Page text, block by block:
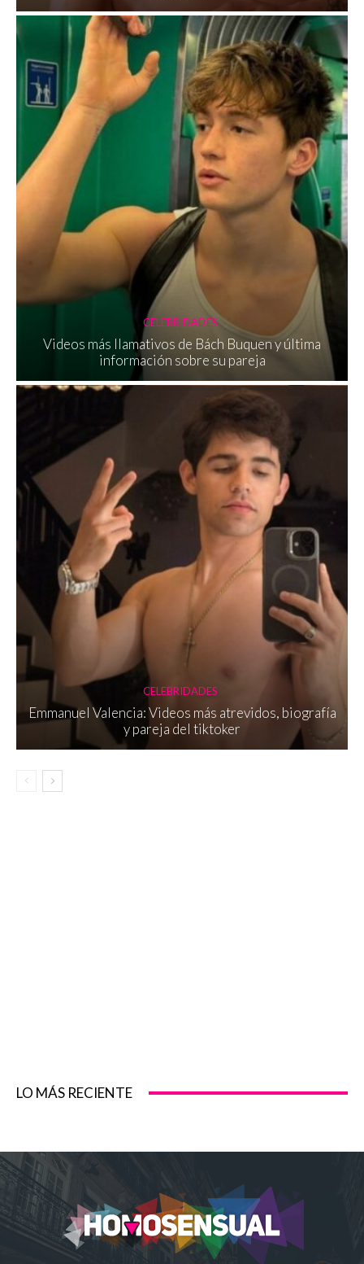
CELEBRIDADES
Videos más llamativos de Bách Buquen y última
información sobre su pareja
CELEBRIDADES
Emmanuel Valencia: Videos más atrevidos, biografía
y pareja del tiktoker
LO MÁS RECIENTE